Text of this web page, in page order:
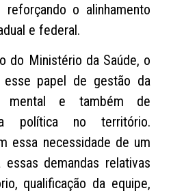
reforçando o alinhamento
e federal.
do Ministério da Saúde, o
papel de gestão da
mental e também de
política no território.
essa necessidade de um
essas demandas relativas
qualificação da equipe,